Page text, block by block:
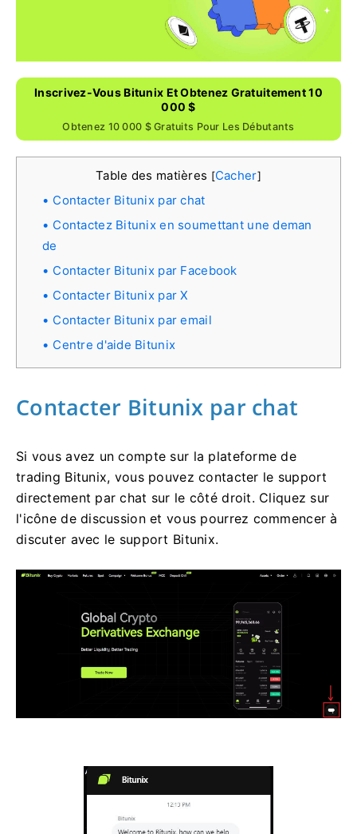
Inscrivez-Vous Bitunix Et Obtenez Gratuitement 10
000 $
Obtenez 10 000 $ Gratuits Pour Les Débutants
Table des matières [Cacher]
Contacter Bitunix par chat
Contactez Bitunix en soumettant une deman
de
Contacter Bitunix par Facebook
Contacter Bitunix par X
Contacter Bitunix par email
Centre d'aide Bitunix
Contacter Bitunix par chat
Si vous avez un compte sur la plateforme de
trading Bitunix, vous pouvez contacter le support
directement par chat sur le côté droit. Cliquez sur
l'icône de discussion et vous pourrez commencer à
discuter avec le support Bitunix.